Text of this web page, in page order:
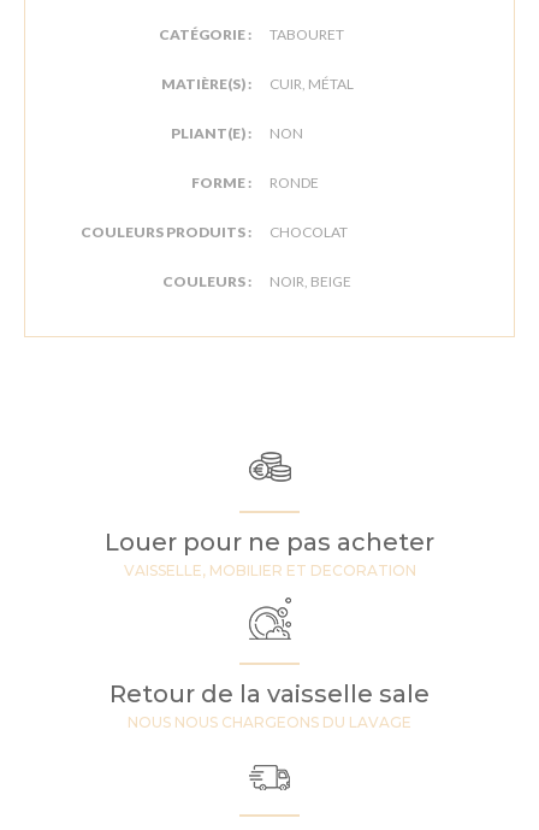
CATÉGORIE : TABOURET
MATIÈRE(S) : CUIR, MÉTAL
PLIANT(E) : NON
FORME : RONDE
COULEURS PRODUITS : CHOCOLAT
COULEURS : NOIR, BEIGE
Louer pour ne pas acheter
VAISSELLE, MOBILIER ET DECORATION
Retour de la vaisselle sale
NOUS NOUS CHARGEONS DU LAVAGE